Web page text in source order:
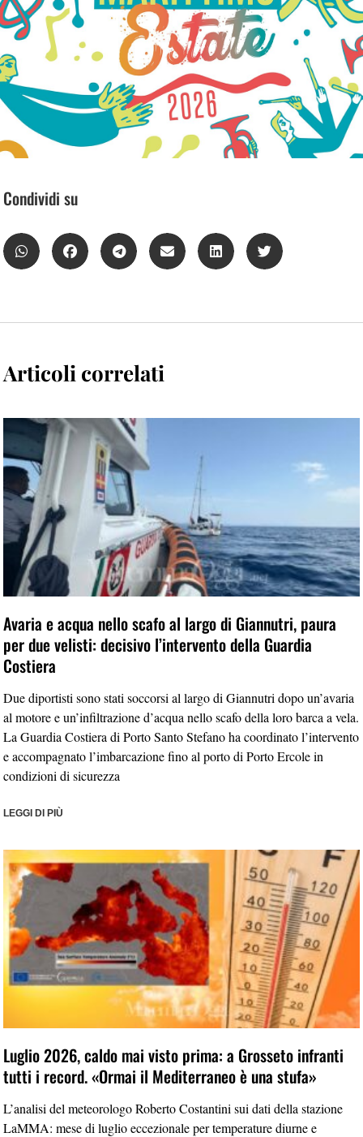
Condividi su
Articoli correlati
Avaria e acqua nello scafo al largo di Giannutri, paura
per due velisti: decisivo l’intervento della Guardia
Costiera
Due diportisti sono stati soccorsi al largo di Giannutri dopo un’avaria
al motore e un’infiltrazione d’acqua nello scafo della loro barca a vela.
La Guardia Costiera di Porto Santo Stefano ha coordinato l’intervento
e accompagnato l’imbarcazione fino al porto di Porto Ercole in
condizioni di sicurezza
LEGGI DI PIÙ
Luglio 2026, caldo mai visto prima: a Grosseto infranti
tutti i record. «Ormai il Mediterraneo è una stufa»
L’analisi del meteorologo Roberto Costantini sui dati della stazione
LaMMA: mese di luglio eccezionale per temperature diurne e